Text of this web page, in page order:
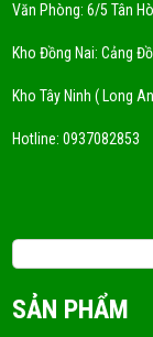
Văn Phòng: 6/5 Tân
Kho Đồng Nai: Cảng
Kho Tây Ninh ( Long
Hotline: 0937082853
SẢN PHẨM